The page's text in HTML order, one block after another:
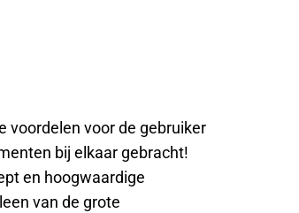
voordelen voor de gebruiker
bij elkaar gebracht!
en hoogwaardige
van de grote